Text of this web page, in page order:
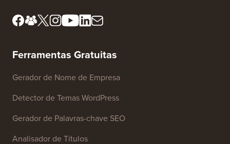
Ferramentas Gratuitas
Gerador de Nome de Empresa
Detector de Temas WordPress
Gerador de Palavras-chave SEO
Analisador de Títulos